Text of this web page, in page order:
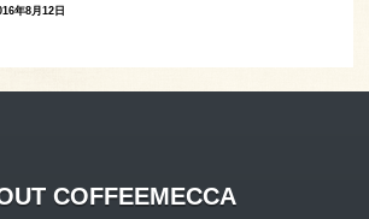
年8月12日
COFFEEMECCA